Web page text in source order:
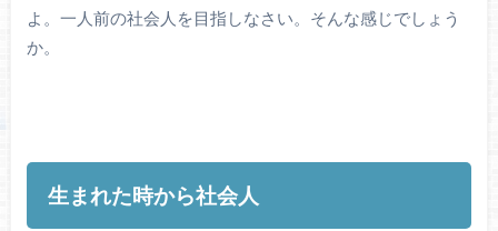
よ。一人前の社会人を目指しなさい。そんな感じでしょう
か。
生まれた時から社会人